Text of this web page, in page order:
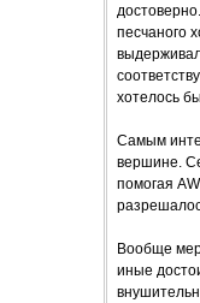
песчаного
хотелось
Самым
вершине.
помогая
Вообще
иные